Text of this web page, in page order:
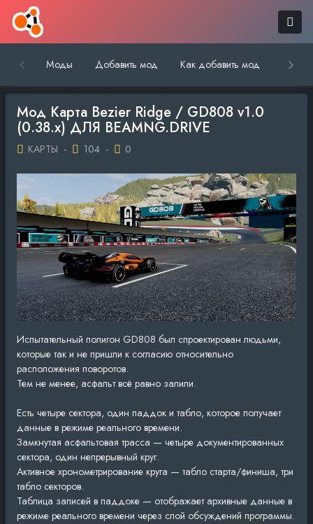
Моды Добавить мод Как добавить мод
Мод Карта Bezier Ridge / GD808 v1.0
(0.38.x) ДЛЯ BEAMNG.DRIVE
КАРТЫ - 104 - 0
Испытательный полигон GD808 был спроектирован людьми,
которые так и не пришли к согласию относительно
расположения поворотов.
Тем не менее, асфальт всё равно залили.
Есть четыре сектора, один паддок и табло, которое получает
данные в режиме реального времени.
Замкнутая асфальтовая трасса — четыре документированных
сектора, один непрерывный круг.
Активное хронометрирование круга — табло старта/финиша, три
табло секторов.
Таблица записей в паддоке — отображает архивные данные в
режиме реального времени через слой обсуждений программы.